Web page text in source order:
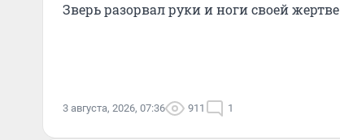
Зверь разорвал руки и ноги своей жертве
3 августа, 2026, 07:36 911 1